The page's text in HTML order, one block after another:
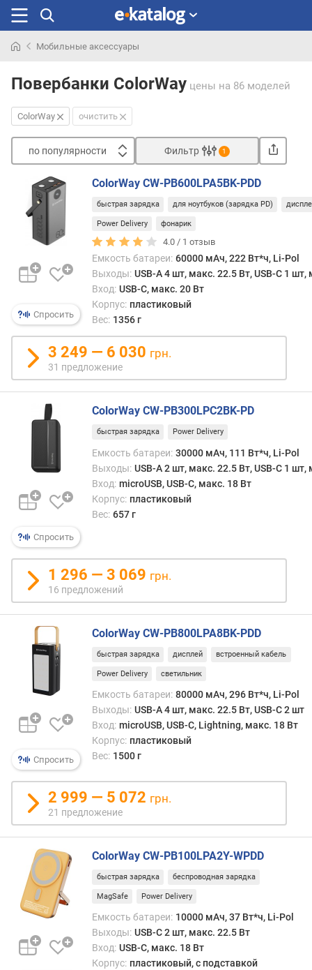
раньше
Мобильные аксессуары
Повербанки ColorWay цены на 86 моделей
ColorWay очистить
по популярности
п
о
о
у
л
р
н
о
с
т
и
ш
в
ы
к
д
о
р
о
г
и
м
о
т
о
р
г
к
д
е
ш
е
в
ы
м
п
о
Фильтр 1
Спросить
ColorWay CW-PB600LPA5BK-PDD
быстрая зарядка для ноутбуков (зарядка PD)
Power Delivery фонарик
4.0 / 1 отзыв
Емкость батареи: 60000 мАч, 222 Вт*ч, Li-Pol
Выходы: USB-A 4 шт, макс. 22.5 Вт, USB-C 1 шт,
Вход: USB-C, макс. 20 Вт
Корпус: пластиковый
Вес: 1356 г
3 249 — 6 030 грн.
31 предложение
Спросить
ColorWay CW-PB300LPC2BK-PD
быстрая зарядка Power Delivery
Емкость батареи: 30000 мАч, 111 Вт*ч, Li-Pol
Выходы: USB-A 2 шт, макс. 22.5 Вт, USB-C 1 шт,
Вход: microUSB, USB-C, макс. 18 Вт
Корпус: пластиковый
Вес: 657 г
1 296 — 3 069 грн.
16 предложений
Спросить
ColorWay CW-PB800LPA8BK-PDD
быстрая зарядка дисплей встроенный кабель
Power Delivery светильник
Емкость батареи: 80000 мАч, 296 Вт*ч, Li-Pol
Выходы: USB-A 4 шт, макс. 22.5 Вт, USB-C 2 шт
Вход: microUSB, USB-C, Lightning, макс. 18 Вт
Корпус: пластиковый
Вес: 1500 г
2 999 — 5 072 грн.
21 предложение
ColorWay CW-PB100LPA2Y-WPDD
быстрая зарядка беспроводная зарядка
MagSafe Power Delivery
Емкость батареи: 10000 мАч, 37 Вт*ч, Li-Pol
Выходы: USB-C 2 шт, макс. 22.5 Вт
Вход: USB-C, макс. 18 Вт
Корпус: пластиковый, с подставкой